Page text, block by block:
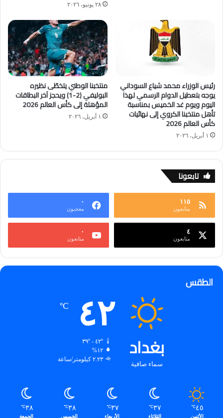
٢٨ يونيو، ٢٠٢٦
رئيس الوزراء محمد شياع السوداني
يوجه بتعطيل الدوام الرسمي لهذا
اليوم ويوم غد الخميس بمناسبة
تأهل منتخبنا الكروي إلى نهائيات
كأس العالم 2026
١ أبريل، ٢٠٢٦
منتخبنا الوطني يتخطّى نظيره
البوليفي (2-1) ويحجز آخر البطاقات
المؤهلة إلى كأس العالم 2026
١ أبريل، ٢٠٢٦
تابعونا
١١٥
متابعون
٠
معجبون
٤
متابعون
٠
متابعون
الطقس
بغداد
سماء صافية
٤٢ ℃
٤٢º - ٣٩º
١٢%
٢.٢٣ كيلومتر/ساعة
٤٥℃
الأثنين
٣٧℃
الثلاثاء
٣٧℃
الأربعاء
٣٨℃
الخميس
٣٨℃
الجمعة